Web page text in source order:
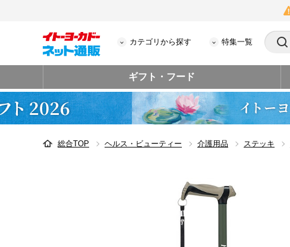
カテゴリから探す 特集一覧
ギフト・フード
総合TOP ヘルス・ビューティー 介護用品 ステッキ